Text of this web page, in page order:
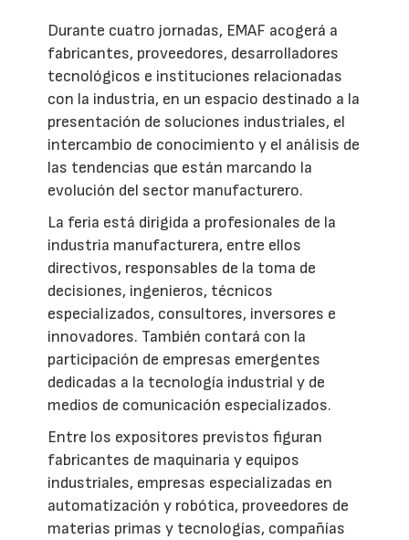
Durante cuatro jornadas, EMAF acogerá a
fabricantes, proveedores, desarrolladores
tecnológicos e instituciones relacionadas
con la industria, en un espacio destinado a la
presentación de soluciones industriales, el
intercambio de conocimiento y el análisis de
las tendencias que están marcando la
evolución del sector manufacturero.
La feria está dirigida a profesionales de la
industria manufacturera, entre ellos
directivos, responsables de la toma de
decisiones, ingenieros, técnicos
especializados, consultores, inversores e
innovadores. También contará con la
participación de empresas emergentes
dedicadas a la tecnología industrial y de
medios de comunicación especializados.
Entre los expositores previstos figuran
fabricantes de maquinaria y equipos
industriales, empresas especializadas en
automatización y robótica, proveedores de
materias primas y tecnologías, compañías